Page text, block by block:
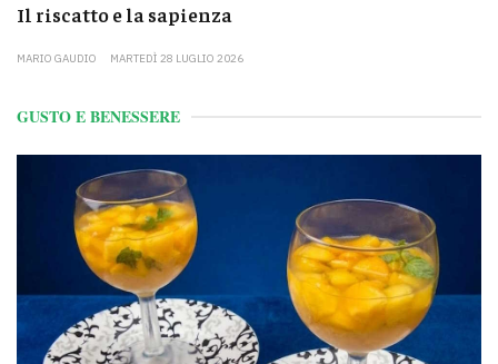
Il riscatto e la sapienza
MARIO GAUDIO MARTEDÌ 28 LUGLIO 2026
GUSTO E BENESSERE